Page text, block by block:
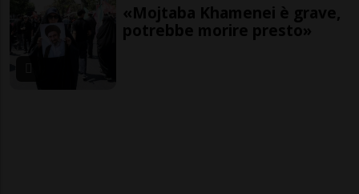
«Mojtaba Khamenei è grave,
potrebbe morire presto»